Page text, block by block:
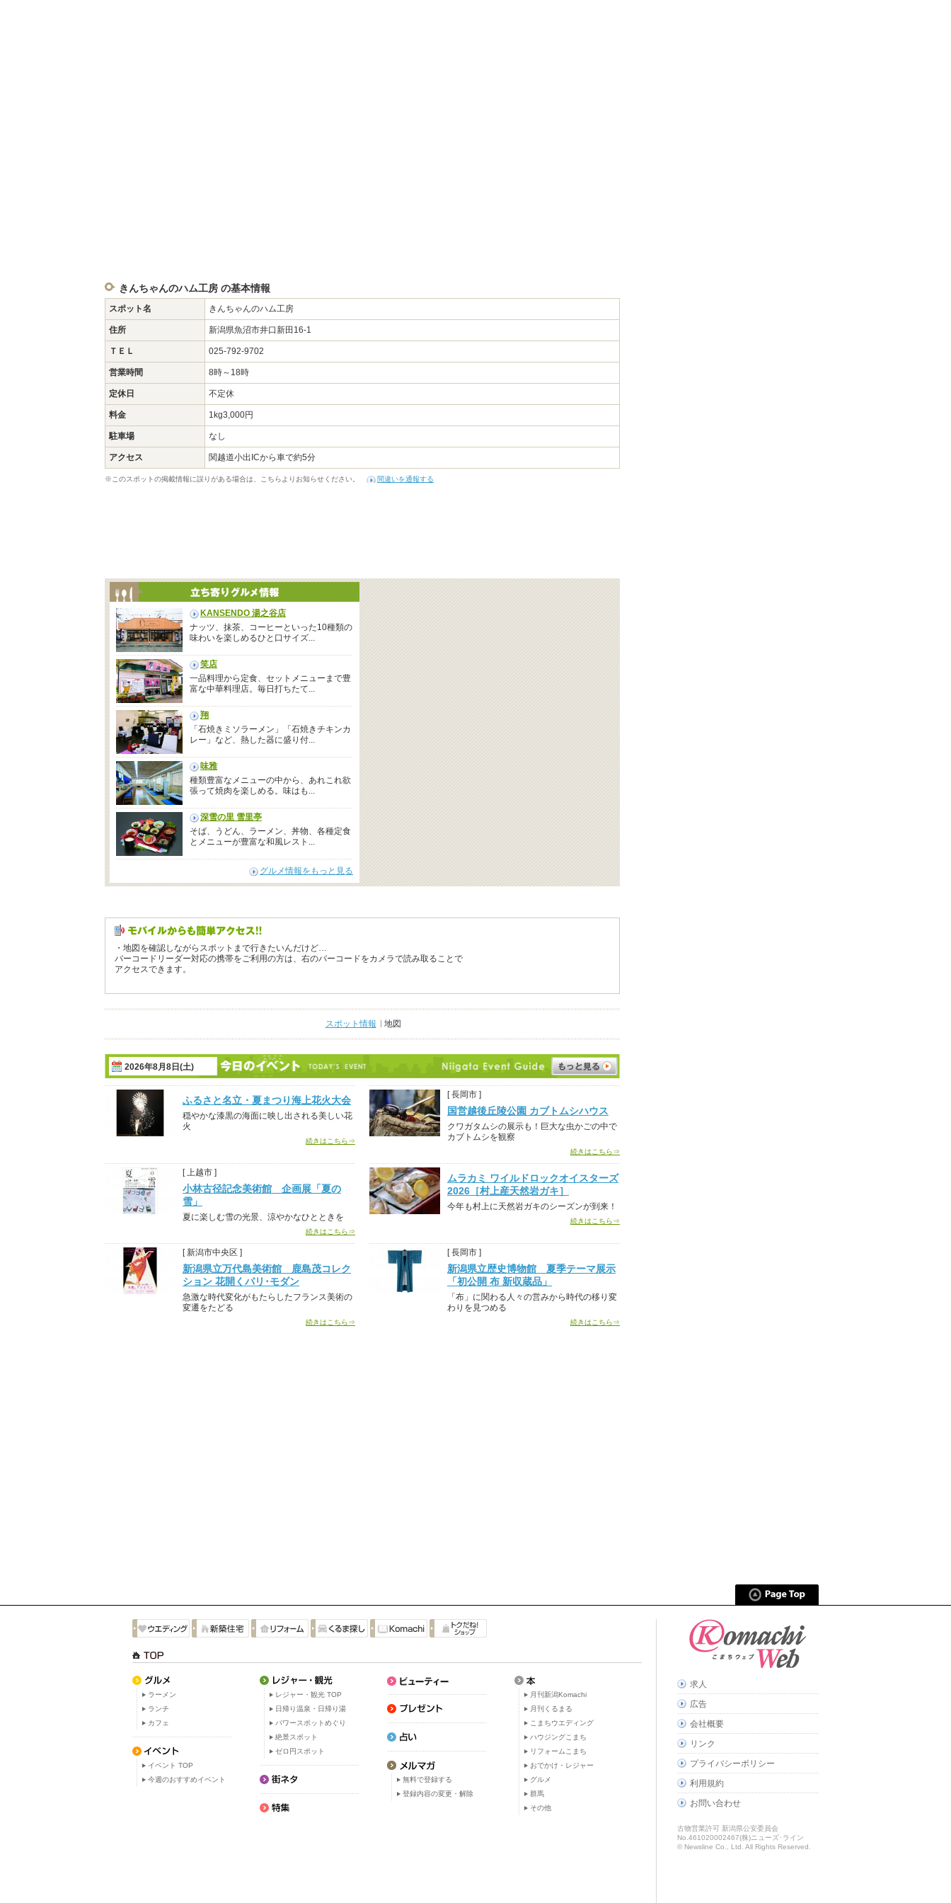
きんちゃんのハム工房 の基本情報
スポット名 きんちゃんのハム工房
住所 新潟県魚沼市井口新田16-1
ＴＥＬ 025-792-9702
営業時間 8時～18時
定休日 不定休
料金 1kg3,000円
駐車場 なし
アクセス 関越道小出ICから車で約5分
※このスポットの掲載情報に誤りがある場合は、こちらよりお知らせください。 間違いを通報する
KANSENDO 湯之谷店
ナッツ、抹茶、コーヒーといった10種類の
味わいを楽しめるひと口サイズ...
笑店
一品料理から定食、セットメニューまで豊
富な中華料理店。毎日打ちたて...
翔
「石焼きミソラーメン」「石焼きチキンカ
レー」など、熱した器に盛り付...
味雅
種類豊富なメニューの中から、あれこれ欲
張って焼肉を楽しめる。味はも...
深雪の里 雪里亭
そば、うどん、ラーメン、丼物、各種定食
とメニューが豊富な和風レスト...
グルメ情報をもっと見る
・地図を確認しながらスポットまで行きたいんだけど…
バーコードリーダー対応の携帯をご利用の方は、右のバーコードをカメラで読み取ることで
アクセスできます。
スポット情報 地図
2026年8月8日(土)
ふるさと名立・夏まつり海上花火大会
穏やかな漆黒の海面に映し出される美しい花
火
続きはこちら⇒
[ 長岡市 ]
国営越後丘陵公園 カブトムシハウス
クワガタムシの展示も！巨大な虫かごの中で
カブトムシを観察
続きはこちら⇒
[ 上越市 ]
小林古径記念美術館 企画展「夏の
雪」
夏に楽しむ雪の光景、涼やかなひとときを
続きはこちら⇒
ムラカミ ワイルドロックオイスターズ
2026［村上産天然岩ガキ］
今年も村上に天然岩ガキのシーズンが到来！
続きはこちら⇒
[ 新潟市中央区 ]
新潟県立万代島美術館 鹿島茂コレク
ション 花開くパリ･モダン
急激な時代変化がもたらしたフランス美術の
変遷をたどる
続きはこちら⇒
[ 長岡市 ]
新潟県立歴史博物館 夏季テーマ展示
「初公開 布 新収蔵品」
「布」に関わる人々の営みから時代の移り変
わりを見つめる
続きはこちら⇒
ラーメン
ランチ
カフェ
イベント TOP
今週のおすすめイベント
レジャー・観光 TOP
日帰り温泉・日帰り湯
パワースポットめぐり
絶景スポット
ゼロ円スポット
無料で登録する
登録内容の変更・解除
月刊新潟Komachi
月刊くるまる
こまちウエディング
ハウジングこまち
リフォームこまち
おでかけ・レジャー
グルメ
群馬
その他
求人
広告
会社概要
リンク
プライバシーポリシー
利用規約
お問い合わせ
古物営業許可 新潟県公安委員会
No.461020002467(株)ニューズ･ライン
© Newsline Co., Ltd. All Rights Reserved.